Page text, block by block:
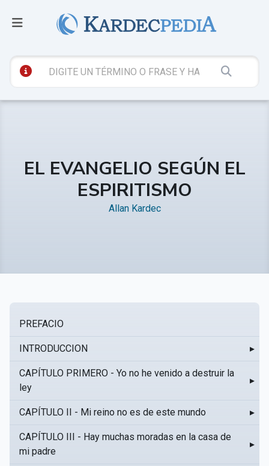
EL EVANGELIO SEGÚN EL
ESPIRITISMO
Allan Kardec
PREFACIO
INTRODUCCION ▸
CAPÍTULO PRIMERO - Yo no he venido a destruir la
ley
▸
CAPÍTULO II - Mi reino no es de este mundo ▸
CAPÍTULO III - Hay muchas moradas en la casa de
mi padre
▸